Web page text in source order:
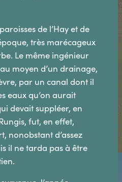
de l’Hay et de
très marécageux
Le même ingénieur
moyen d’un drainage,
par un canal dont il
eaux qu’on aurait
devait suppléer, en
fut, en effet,
nonobstant d’assez
il ne tarda pas à être